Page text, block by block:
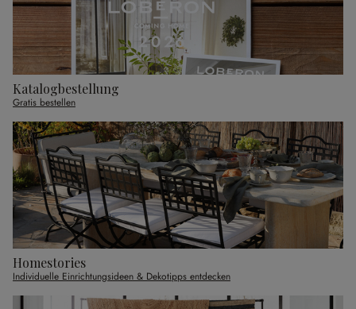
Katalogbestellung
Gratis bestellen
Homestories
Individuelle Einrichtungsideen & Dekotipps entdecken